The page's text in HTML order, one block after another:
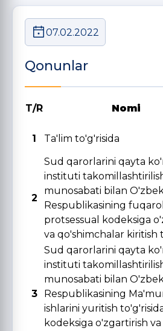
07.02.2022
Qonunlar
T/R Nomi
1
Ta'lim to'g'risida
2
Sud qarorlarini qayta
instituti
munosabati bilan
Respublikasining
protsessual kodeksiga
va qo'shimchalar kiritish
3
Sud qarorlarini qayta
instituti
munosabati bilan
Respublikasining
ishlarini yuritish
kodeksiga o'zgartirish va